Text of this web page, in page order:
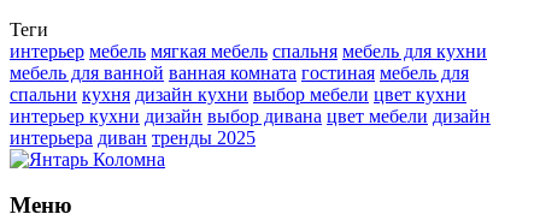
Теги
интерьер мебель мягкая мебель спальня мебель для кухни
мебель для ванной ванная комната гостиная мебель для
спальни кухня дизайн кухни выбор мебели цвет кухни
интерьер кухни дизайн выбор дивана цвет мебели дизайн
интерьера диван тренды 2025
Меню